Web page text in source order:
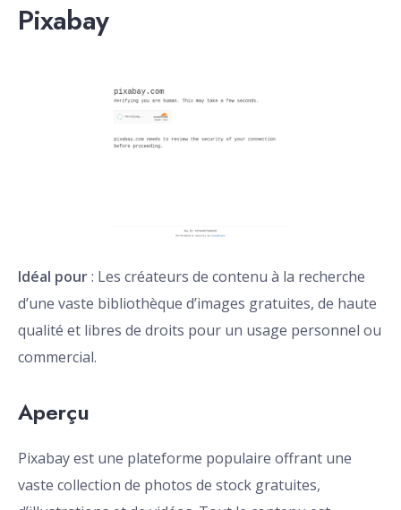
Pixabay
Idéal pour: Les créateurs de contenu à la recherche
d’une vaste bibliothèque d’images gratuites, de haute
qualité et libres de droits pour un usage personnel ou
commercial.
Aperçu
Pixabay est une plateforme populaire offrant une
vaste collection de photos de stock gratuites,